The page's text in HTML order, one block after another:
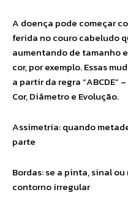
A doença pode começar
ferida no couro cabeludo
aumentando de tamanho
cor, por exemplo. Essas
a partir da regra “ABCDE”
Cor, Diâmetro e Evolução.
Assimetria: quando
parte
Bordas: se a pinta, sinal
contorno irregular